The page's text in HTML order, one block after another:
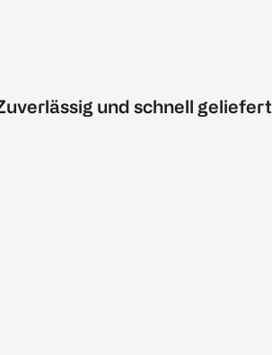
und schnell geliefert